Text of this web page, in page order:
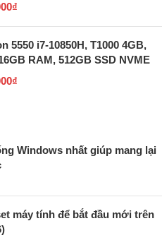
₫
5550 i7-10850H, T1000 4GB,
RAM, 512GB SSD NVME
₫
Windows nhất giúp mang lại
máy tính để bắt đầu mới trên